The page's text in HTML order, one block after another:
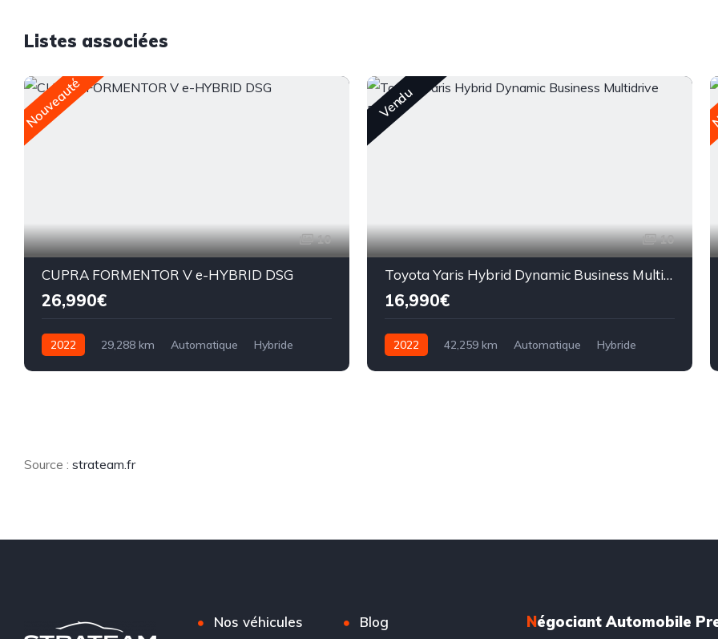
Listes associées
Nouveauté
10
CUPRA FORMENTOR V e-HYBRID DSG
26,990€
2022 29,288 km Automatique
Hybride
Vendu
10
Toyota Yaris Hybrid Dynamic Business Multidrive ECVT
16,990€
2022 42,259 km Automatique
Hybride
Source : strateam.fr
Nos véhicules Blog Négociant Automobile